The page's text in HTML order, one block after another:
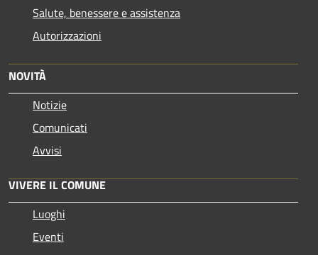
Salute, benessere e assistenza
Autorizzazioni
NOVITÀ
Notizie
Comunicati
Avvisi
VIVERE IL COMUNE
Luoghi
Eventi